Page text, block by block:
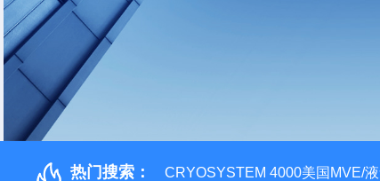
热门搜索： CRYOSYSTEM 4000美国MVE/